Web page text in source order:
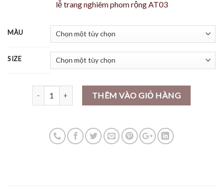
₫269,000.
lễ trang nghiêm phom rộng AT03
MÀU
SIZE
THÊM VÀO GIỎ HÀNG